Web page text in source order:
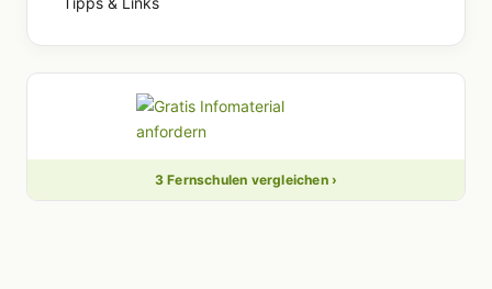
3 Fernschulen vergleichen ›